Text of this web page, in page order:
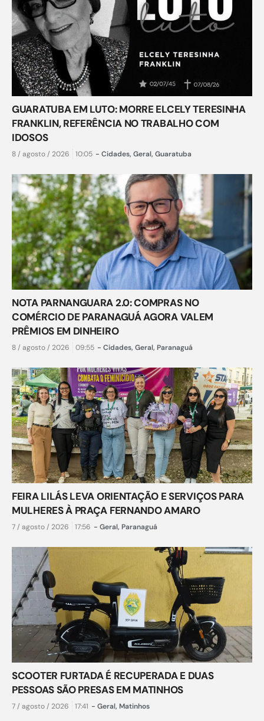
GUARATUBA EM LUTO: MORRE ELCELY TERESINHA
FRANKLIN, REFERÊNCIA NO TRABALHO COM
IDOSOS
8 / agosto / 2026 10:05 - Cidades, Geral, Guaratuba
NOTA PARNANGUARA 2.0: COMPRAS NO
COMÉRCIO DE PARANAGUÁ AGORA VALEM
PRÊMIOS EM DINHEIRO
8 / agosto / 2026 09:55 - Cidades, Geral, Paranaguá
FEIRA LILÁS LEVA ORIENTAÇÃO E SERVIÇOS PARA
MULHERES À PRAÇA FERNANDO AMARO
7 / agosto / 2026 17:56 - Geral, Paranaguá
SCOOTER FURTADA É RECUPERADA E DUAS
PESSOAS SÃO PRESAS EM MATINHOS
7 / agosto / 2026 17:41 - Geral, Matinhos